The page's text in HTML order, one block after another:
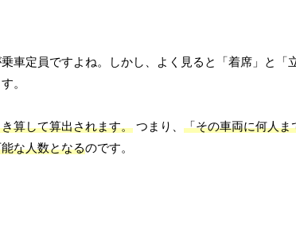
車定員ですよね。しかし、よく見ると「着席」と「
。
算して算出されます。 つまり、 「その車両に何人ま
な人数となるのです。